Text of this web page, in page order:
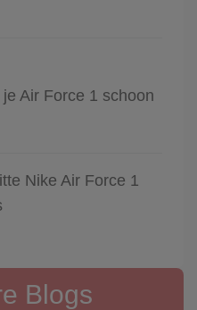
Air Force 1 schoon
Nike Air Force 1
Blogs